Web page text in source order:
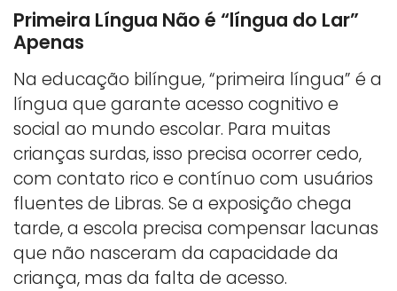
Primeira Língua Não é “língua do Lar”
Apenas
Na educação bilíngue, “primeira língua” é a
língua que garante acesso cognitivo e
social ao mundo escolar. Para muitas
crianças surdas, isso precisa ocorrer cedo,
com contato rico e contínuo com usuários
fluentes de Libras. Se a exposição chega
tarde, a escola precisa compensar lacunas
que não nasceram da capacidade da
criança, mas da falta de acesso.